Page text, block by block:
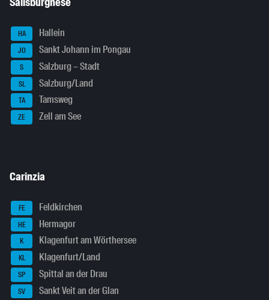
HA Hallein
JO Sankt Johann im Pongau
S Salzburg – Stadt
SL Salzburg/Land
TA Tamsweg
ZE Zell am See
Carinzia
FE Feldkirchen
HE Hermagor
K Klagenfurt am Wörthersee
KL Klagenfurt/Land
SP Spittal an der Drau
SV Sankt Veit an der Glan